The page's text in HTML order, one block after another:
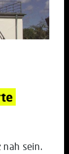
nah sein.